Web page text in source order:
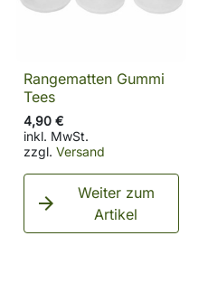
Rangematten Gummi
Tees
4,90 €
inkl. MwSt.
zzgl. Versand

Weiter zum
Artikel